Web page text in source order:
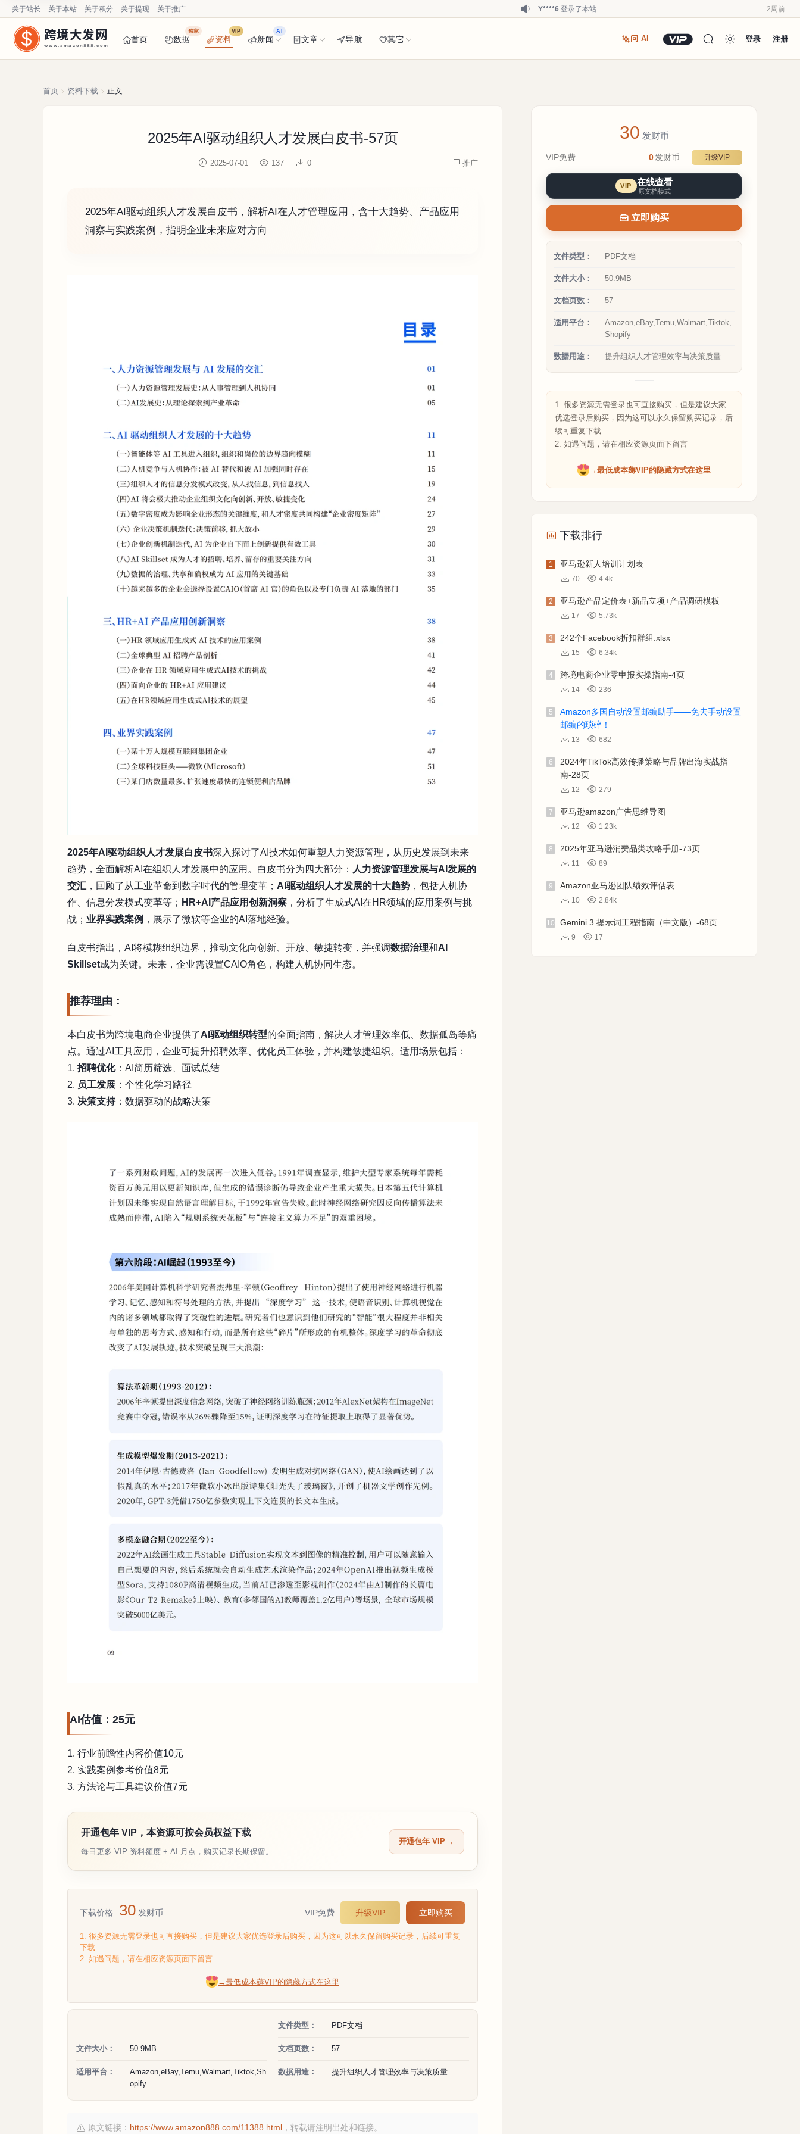
跨境大发网
www.amazon888.com
首页 数据
独家
资料
VIP
新闻
AI
文章 导航 其它 问 AI 登录 注册
关于站长 关于本站 关于积分 关于提现 关于推广 u*******登录了本站 2周前
2周前
签到打卡，获得0.1发财币奖励
首页 资料下载 正文
2025年AI驱动组织人才发展白皮书-57页
2025-07-01 137 0 推广
2025年AI驱动组织人才发展白皮书，解析AI在人才管理应用，含十大趋势、产品应用
洞察与实践案例，指明企业未来应对方向
2025年AI驱动组织人才发展白皮书深入探讨了AI技术如何重塑人力资源管理，从历史发展到未来
趋势，全面解析AI在组织人才发展中的应用。白皮书分为四大部分： 人力资源管理发展与AI发展的
交汇 ，回顾了从工业革命到数字时代的管理变革； AI驱动组织人才发展的十大趋势 ，包括人机协
作、信息分发模式变革等； HR+AI产品应用创新洞察 ，分析了生成式AI在HR领域的应用案例与挑
战； 业界实践案例 ，展示了微软等企业的AI落地经验。
白皮书指出，AI将模糊组织边界，推动文化向创新、开放、敏捷转变，并强调数据治理和AI
Skillset成为关键。未来，企业需设置CAIO角色，构建人机协同生态。
推荐理由：
本白皮书为跨境电商企业提供了AI驱动组织转型的全面指南，解决人才管理效率低、数据孤岛等痛
点。通过AI工具应用，企业可提升招聘效率、优化员工体验，并构建敏捷组织。适用场景包括：
1. 招聘优化：AI简历筛选、面试总结
2. 员工发展 ：个性化学习路径
3. 决策支持：数据驱动的战略决策
AI估值：25元
1. 行业前瞻性内容价值10元
2. 实践案例参考价值8元
3. 方法论与工具建议价值7元
开通包年 VIP，本资源可按会员权益下载
每日更多 VIP 资料额度 + AI 月点，购买记录长期保留。
开通包年 VIP
下载价格 30 发财币 VIP免费 升级VIP 立即购买
1. 很多资源无需登录也可直接购买，但是建议大家优选登录后购买，因为这可以永久保留购买记录，后续可重复
下载
2. 如遇问题，请在相应资源页面下留言
→最低成本薅VIP的隐藏方式在这里
文件类型： PDF文档
文件大小： 50.9MB 文档页数： 57
适用平台：
Amazon,eBay,Temu,Walmart,Tiktok,Sh
opify
数据用途： 提升组织人才管理效率与决策质量
原文链接： https://www.amazon888.com/11388.html ，转载请注明出处和链接。
30 发财币
VIP免费 升级VIP
0发财币
VIP 在线查看
原文档模式
立即购买
文件类型： PDF文档
文件大小： 50.9MB
文档页数： 57
适用平台：
Amazon,eBay,Temu,Walmart,Tiktok,
Shopify
数据用途： 提升组织人才管理效率与决策质量
1. 很多资源无需登录也可直接购买，但是建议大家
优选登录后购买，因为这可以永久保留购买记录，后
续可重复下载
2. 如遇问题，请在相应资源页面下留言
→最低成本薅VIP的隐藏方式在这里
下载排行
1 亚马逊新人培训计划表
70 4.4k
2 亚马逊产品定价表+新品立项+产品调研模板
17 5.73k
3 242个Facebook折扣群组.xlsx
15 6.34k
4 跨境电商企业零申报实操指南-4页
14 236
5
Amazon多国自动设置邮编助手——免去手动设置
邮编的琐碎！
13 682
6
2024年TikTok高效传播策略与品牌出海实战指
南-28页
12 279
7 亚马逊amazon广告思维导图
12 1.23k
8 2025年亚马逊消费品类攻略手册-73页
11 89
9 Amazon亚马逊团队绩效评估表
10 2.84k
10 Gemini 3 提示词工程指南（中文版）-68页
9 17